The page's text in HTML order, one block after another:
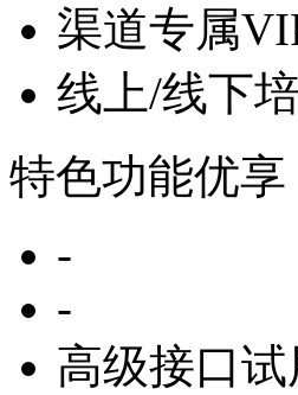
渠道专属
线上/线下
特色功能优享
-
-
高级接口试